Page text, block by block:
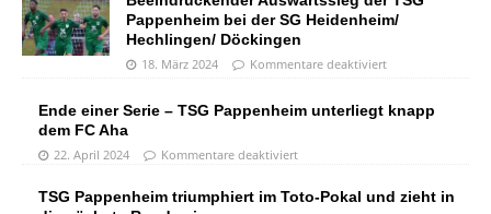
Pappenheim bei der SG Heidenheim/
Hechlingen/ Döckingen
18. März 2024 Kommentare deaktiviert
Ende einer Serie – TSG Pappenheim unterliegt knapp
dem FC Aha
22. April 2024 Kommentare deaktiviert
TSG Pappenheim triumphiert im Toto-Pokal und zieht in